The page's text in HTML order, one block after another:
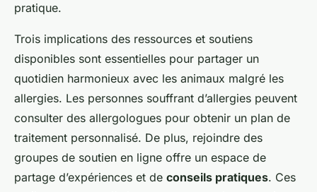
pratique.
Trois implications des ressources et soutiens
disponibles sont essentielles pour partager un
quotidien harmonieux avec les animaux malgré les
allergies. Les personnes souffrant d’allergies peuvent
consulter des allergologues pour obtenir un plan de
traitement personnalisé. De plus, rejoindre des
groupes de soutien en ligne offre un espace de
partage d’expériences et de conseils pratiques. Ces